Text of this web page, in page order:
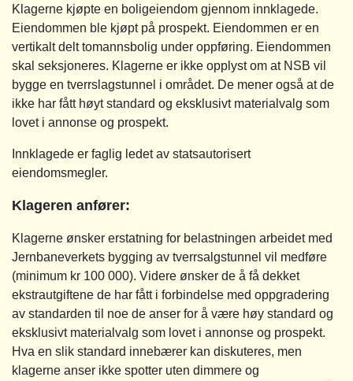
Klagerne kjøpte en boligeiendom gjennom innklagede.
Eiendommen ble kjøpt på prospekt. Eiendommen er en
vertikalt delt tomannsbolig under oppføring. Eiendommen
skal seksjoneres. Klagerne er ikke opplyst om at NSB vil
bygge en tverrslagstunnel i området. De mener også at de
ikke har fått høyt standard og eksklusivt materialvalg som
lovet i annonse og prospekt.
Innklagede er faglig ledet av statsautorisert
eiendomsmegler.
Klageren anfører:
Klagerne ønsker erstatning for belastningen arbeidet med
Jernbaneverkets bygging av tverrsalgstunnel vil medføre
(minimum kr 100 000). Videre ønsker de å få dekket
ekstrautgiftene de har fått i forbindelse med oppgradering
av standarden til noe de anser for å være høy standard og
eksklusivt materialvalg som lovet i annonse og prospekt.
Hva en slik standard innebærer kan diskuteres, men
klagerne anser ikke spotter uten dimmere og